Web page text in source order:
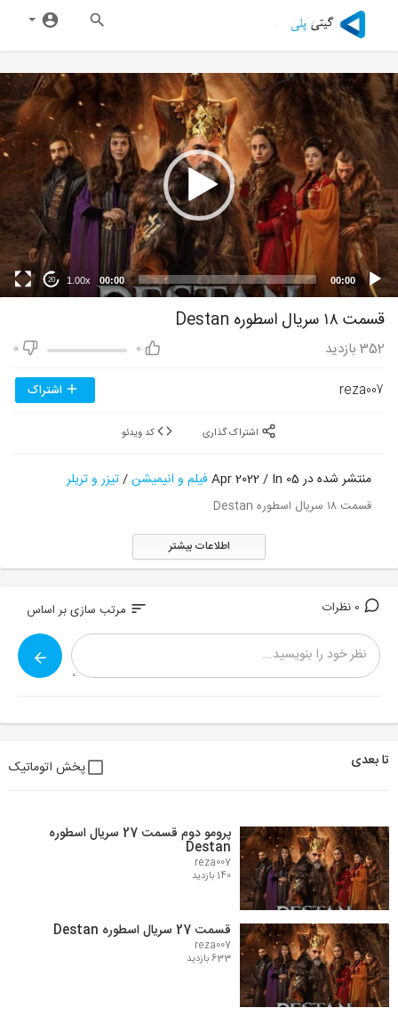
00:00
00:00
1.00x
20
قسمت ۱۸ سریال اسطوره Destan
0
0 352 بازدید
reza007 اشتراک
منتشر شده در 05 Apr 2022 / In فیلم و انیمیشن/تیزر و تریلر
قسمت ۱۸ سریال اسطوره Destan
اطلاعات بیشتر
sort مرتب سازی بر اساس
تا بعدی پخش اتوماتیک
پرومو دوم قسمت 27 سریال اسطوره
Destan
reza007
140 بازدید
قسمت 27 سریال اسطوره Destan
reza007
633 بازدید